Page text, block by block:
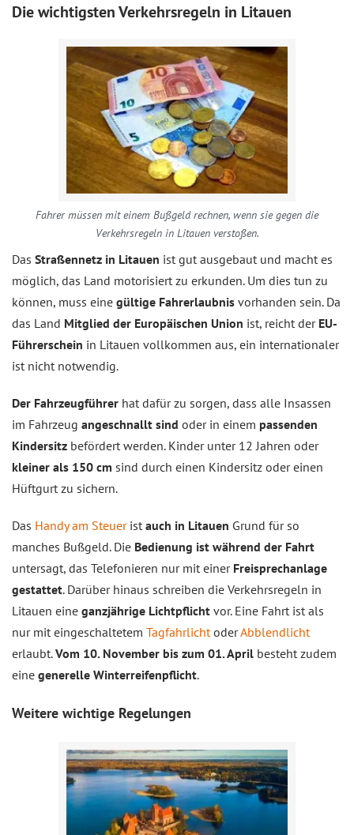
Die wichtigsten Verkehrsregeln in Litauen
Fahrer müssen mit einem Bußgeld rechnen, wenn sie gegen die
Verkehrsregeln in Litauen verstoßen.
Das Straßennetz in Litauen ist gut ausgebaut und macht es
möglich, das Land motorisiert zu erkunden. Um dies tun zu
können, muss eine gültige Fahrerlaubnis vorhanden sein. Da
das Land Mitglied der Europäischen Union ist, reicht derEU-
Führerschein in Litauen vollkommen aus, ein internationaler
ist nicht notwendig.
Der Fahrzeugführer hat dafür zu sorgen, dass alle Insassen
im Fahrzeug angeschnallt sind oder in einem passenden
Kindersitz befördert werden. Kinder unter 12 Jahren oder
kleiner als 150 cm sind durch einen Kindersitz oder einen
Hüftgurt zu sichern.
Das Handy am Steuerist auch in Litauen Grund für so
manches Bußgeld. Die Bedienung ist während der Fahrt
untersagt, das Telefonieren nur mit einer Freisprechanlage
gestattet. Darüber hinaus schreiben die Verkehrsregeln in
Litauen eine ganzjährige Lichtpflicht vor. Eine Fahrt ist als
nur mit eingeschaltetem Tagfahrlicht oderAbblendlicht
erlaubt.Vom 10. November bis zum 01. April besteht zudem
eine generelle Winterreifenpflicht.
Weitere wichtige Regelungen